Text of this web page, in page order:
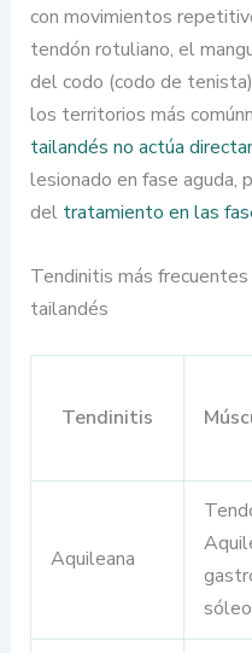
con movimientos
tendón rotuliano, el
del codo (codo de
los territorios más
tailandés no actúa
lesionado en fase aguda,
del tratamiento en las
Tendinitis más
tailandés
Tendinitis
Aquileana
sóleo